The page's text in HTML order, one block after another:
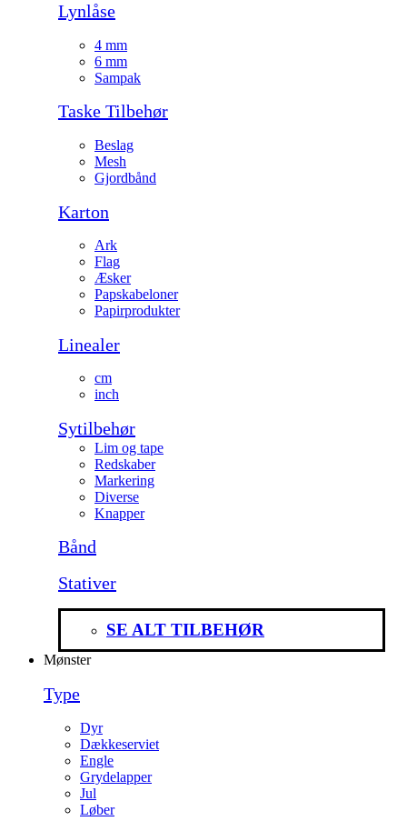
Lynlåse
4 mm
6 mm
Sampak
Taske Tilbehør
Beslag
Mesh
Gjordbånd
Karton
Ark
Flag
Æsker
Papskabeloner
Papirprodukter
Linealer
cm
inch
Sytilbehør
Lim og tape
Redskaber
Markering
Diverse
Knapper
Bånd
Stativer
SE ALT TILBEHØR
Mønster
Type
Dyr
Dækkeserviet
Engle
Grydelapper
Jul
Løber